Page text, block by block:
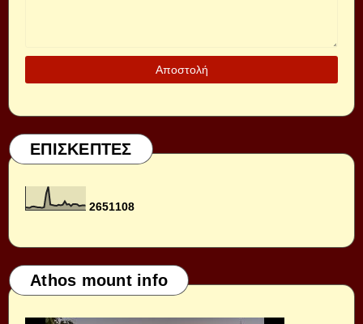
ΕΠΙΣΚΕΠΤΕΣ
2651108
Athos mount info